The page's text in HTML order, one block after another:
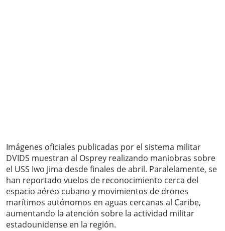
Imágenes oficiales publicadas por el sistema militar
DVIDS muestran al Osprey realizando maniobras sobre
el USS Iwo Jima desde finales de abril. Paralelamente, se
han reportado vuelos de reconocimiento cerca del
espacio aéreo cubano y movimientos de drones
marítimos autónomos en aguas cercanas al Caribe,
aumentando la atención sobre la actividad militar
estadounidense en la región.